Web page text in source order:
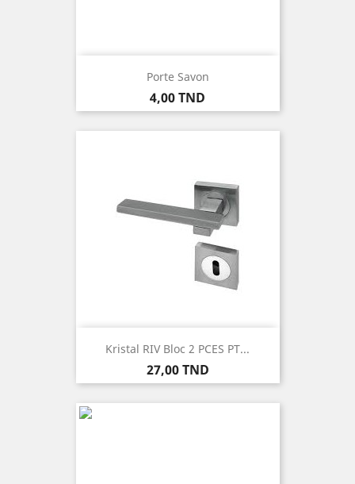
Porte Savon
Prix
4,00 TND
Kristal RIV Bloc 2 PCES PT...
Prix
27,00 TND